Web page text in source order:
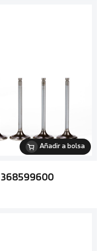
Añadir a bolsa
368599600